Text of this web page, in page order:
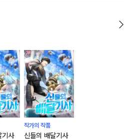
기사
작가의 작품
신들의 배달기사